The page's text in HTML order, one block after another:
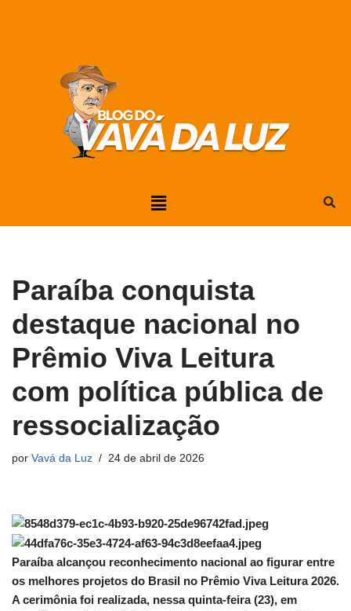
Paraíba conquista
destaque nacional no
Prêmio Viva Leitura
com política pública de
ressocialização
por Vavá da Luz 24 de abril de 2026
Paraíba alcançou reconhecimento nacional ao figurar entre
os melhores projetos do Brasil no Prêmio Viva Leitura 2026.
A cerimônia foi realizada, nessa quinta-feira (23), em